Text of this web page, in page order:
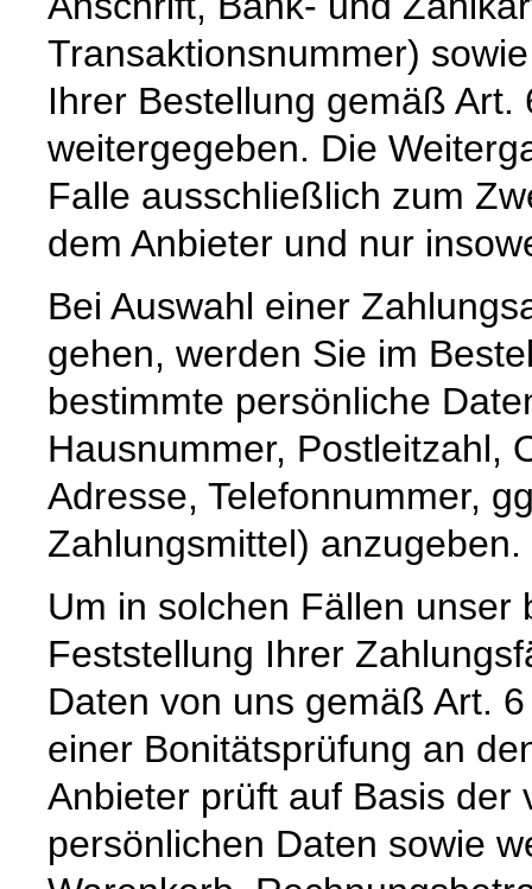
Transaktionsnummer)
Ihrer Bestellung gemäß Art.
weitergegeben. Die
Falle ausschließlich zum
dem Anbieter und nur
Bei Auswahl einer
gehen, werden Sie im
bestimmte persönliche
Hausnummer, Postleitzahl,
Adresse, Telefonnummer,
Zahlungsmittel) anzugeben.
Um in solchen Fällen
Feststellung Ihrer
Daten von uns gemäß Art.
einer Bonitätsprüfung an
Anbieter prüft auf Basis der
persönlichen Daten sowie